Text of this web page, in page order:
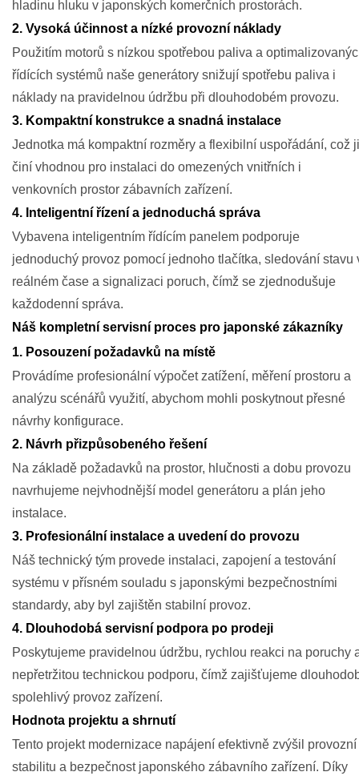
hladinu hluku v japonských komerčních prostorách.
2. Vysoká účinnost a nízké provozní náklady
Použitím motorů s nízkou spotřebou paliva a
řídících systémů naše generátory snižují spotřebu paliva i
náklady na pravidelnou údržbu při dlouhodobém provozu.
3. Kompaktní konstrukce a snadná instalace
Jednotka má kompaktní rozměry a flexibilní uspořádání, což ji
činí vhodnou pro instalaci do omezených vnitřních i
venkovních prostor zábavních zařízení.
4. Inteligentní řízení a jednoduchá správa
Vybavena inteligentním řídícím panelem podporuje
jednoduchý provoz pomocí jednoho tlačítka, sledování stavu
reálném čase a signalizaci poruch, čímž se zjednodušuje
každodenní správa.
Náš kompletní servisní proces pro japonské zákazníky
1. Posouzení požadavků na místě
Provádíme profesionální výpočet zatížení, měření prostoru a
analýzu scénářů využití, abychom mohli poskytnout přesné
návrhy konfigurace.
2. Návrh přizpůsobeného řešení
Na základě požadavků na prostor, hlučnosti a dobu provozu
navrhujeme nejvhodnější model generátoru a plán jeho
instalace.
3. Profesionální instalace a uvedení do provozu
Náš technický tým provede instalaci, zapojení a testování
systému v přísném souladu s japonskými bezpečnostními
standardy, aby byl zajištěn stabilní provoz.
4. Dlouhodobá servisní podpora po prodeji
Poskytujeme pravidelnou údržbu, rychlou reakci na poruchy
nepřetržitou technickou podporu, čímž zajišťujeme
spolehlivý provoz zařízení.
Hodnota projektu a shrnutí
Tento projekt modernizace napájení efektivně zvýšil provozní
stabilitu a bezpečnost japonského zábavního zařízení. Díky